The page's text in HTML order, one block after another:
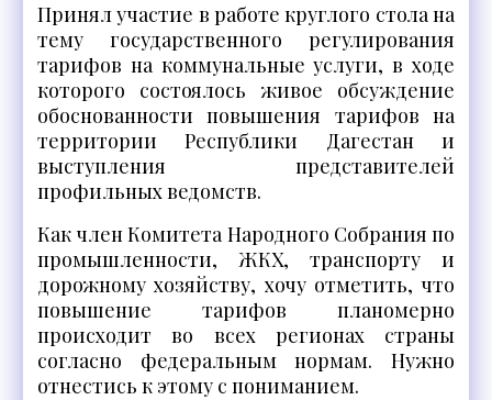
Принял участие в работе круглого стола на
тему государственного регулирования
тарифов на коммунальные услуги, в ходе
которого состоялось живое обсуждение
обоснованности повышения тарифов на
территории Республики Дагестан и
выступления представителей
профильных ведомств.
Как член Комитета Народного Собрания по
промышленности, ЖКХ, транспорту и
дорожному хозяйству, хочу отметить, что
повышение тарифов планомерно
происходит во всех регионах страны
согласно федеральным нормам. Нужно
отнестись к этому с пониманием.